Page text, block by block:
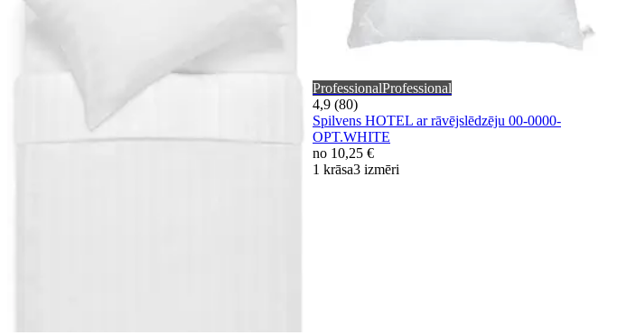
ProfessionalProfessional
4,9 (80)
Spilvens HOTEL ar rāvējslēdzēju 00-0000-
OPT.WHITE
no 10,25 €
1 krāsa3 izmēri